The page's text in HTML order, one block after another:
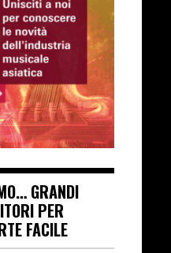
GRANDI
PER
FACILE